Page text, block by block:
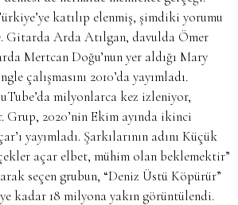
katılıp elenmiş, şimdiki yorumu
Gitarda Arda Atılgan, davulda Ömer
Mertcan Doğu’nun yer aldığı Mary
çalışmasını 2010’da yayımladı.
milyonlarca kez izleniyor,
Grup, 2020’nin Ekim ayında ikinci
yayımladı. Şarkılarının adını Küçük
açar elbet, mühim olan beklemektir”
seçen grubun, “Deniz Üstü Köpürür”
kadar 18 milyona yakın görüntülendi.